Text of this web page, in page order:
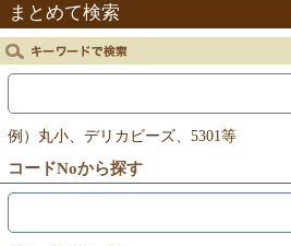
戻る
まとめて検索
例）丸小、デリカビーズ、5301等
コードNoから探す